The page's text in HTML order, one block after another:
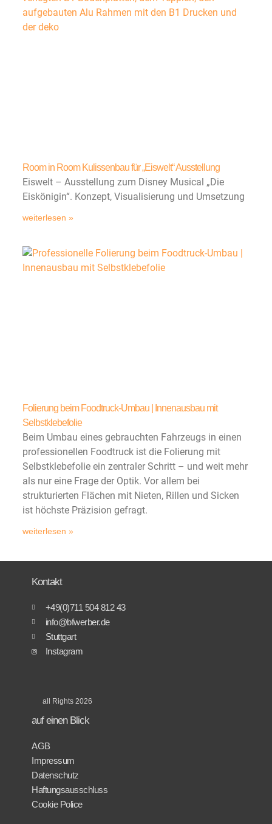
Room in Room Kulissenbau für „Eiswelt“ Ausstellung
Eiswelt – Ausstellung zum Disney Musical „Die
Eiskönigin“. Konzept, Visualisierung und Umsetzung
weiterlesen »
Folierung beim Foodtruck-Umbau | Innenausbau mit
Selbstklebefolie
Beim Umbau eines gebrauchten Fahrzeugs in einen
professionellen Foodtruck ist die Folierung mit
Selbstklebefolie ein zentraler Schritt – und weit mehr
als nur eine Frage der Optik. Vor allem bei
strukturierten Flächen mit Nieten, Rillen und Sicken
ist höchste Präzision gefragt.
weiterlesen »
Kontakt
+49(0)711 504 812 43
info@bfwerber.de
Stuttgart
Instagram
all Rights 2026
auf einen Blick
AGB
Impressum
Datenschutz
Haftungsausschluss
Cookie Police